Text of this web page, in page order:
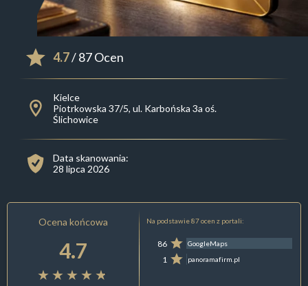
4.7/ 87 Ocen
Kielce
Piotrkowska 37/5, ul. Karbońska 3a oś.
Ślichowice
Data skanowania:
28 lipca 2026
Ocena końcowa
4.7
Na podstawie 87 ocen z portali:
86 GoogleMaps
1 panoramafirm.pl